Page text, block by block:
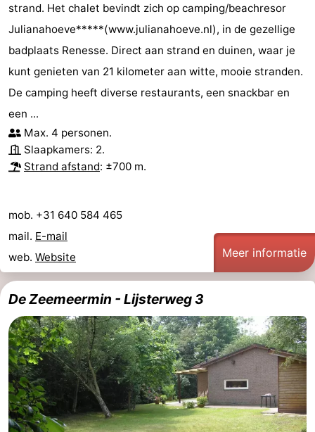
strand. Het chalet bevindt zich op camping/beachresor
Julianahoeve*****(www.julianahoeve.nl), in de gezellige
badplaats Renesse. Direct aan strand en duinen, waar je
kunt genieten van 21 kilometer aan witte, mooie stranden.
De camping heeft diverse restaurants, een snackbar en
een ...
Max. 4 personen.
Slaapkamers: 2.
Strand afstand: ±700 m.
mob. +31 640 584 465
mail. E-mail
web. Website Meer informatie
De Zeemeermin - Lijsterweg 3